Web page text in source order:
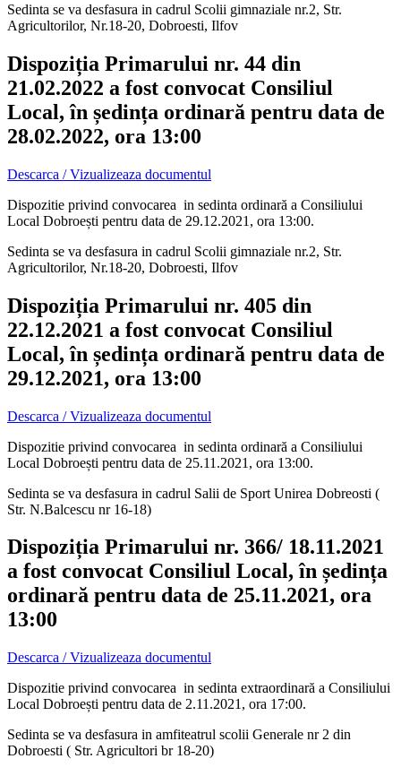
Sedinta se va desfasura in cadrul Scolii gimnaziale nr.2, Str.
Agricultorilor, Nr.18-20, Dobroesti, Ilfov
Dispoziția Primarului nr. 44 din
21.02.2022 a fost convocat Consiliul
Local, în ședința ordinară pentru data de
28.02.2022, ora 13:00
Descarca / Vizualizeaza documentul
Dispozitie privind convocarea in sedinta ordinară a Consiliului
Local Dobroești pentru data de 29.12.2021, ora 13:00.
Sedinta se va desfasura in cadrul Scolii gimnaziale nr.2, Str.
Agricultorilor, Nr.18-20, Dobroesti, Ilfov
Dispoziția Primarului nr. 405 din
22.12.2021 a fost convocat Consiliul
Local, în ședința ordinară pentru data de
29.12.2021, ora 13:00
Descarca / Vizualizeaza documentul
Dispozitie privind convocarea in sedinta ordinară a Consiliului
Local Dobroești pentru data de 25.11.2021, ora 13:00.
Sedinta se va desfasura in cadrul Salii de Sport Unirea Dobreosti (
Str. N.Balcescu nr 16-18)
Dispoziția Primarului nr. 366/ 18.11.2021
a fost convocat Consiliul Local, în ședința
ordinară pentru data de 25.11.2021, ora
13:00
Descarca / Vizualizeaza documentul
Dispozitie privind convocarea in sedinta extraordinară a Consiliului
Local Dobroești pentru data de 2.11.2021, ora 17:00.
Sedinta se va desfasura in amfiteatrul scolii Generale nr 2 din
Dobroesti ( Str. Agricultori br 18-20)